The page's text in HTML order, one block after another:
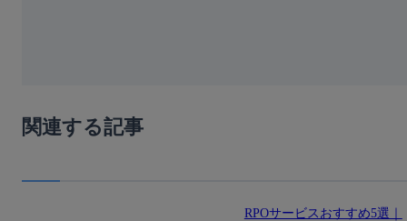
関連する記事
RPOサービスおすすめ5選｜